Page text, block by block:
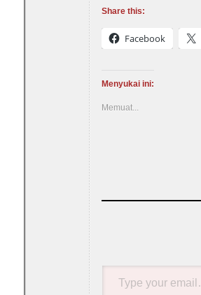
Share this:
Facebook
Menyukai ini:
Memuat...